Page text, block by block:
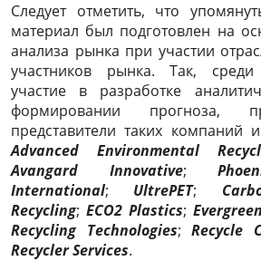
Следует отметить, что
материал был подготовлен на
анализа рынка при участии
участников рынка. Так,
участие в разработке
формировании прогноза,
представители таких компаний
Advanced Environmental
Avangard Innovative;
International; UltrePET;
Recycling; ECO2 Plastics;
Recycling Technologies;Recycle
Recycler Services.